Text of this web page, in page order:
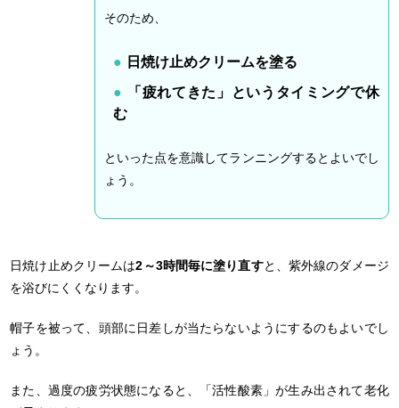
そのため、
日焼け止めクリームを塗る
「疲れてきた」というタイミングで休
む
といった点を意識してランニングするとよいでし
ょう。
日焼け止めクリームは2～3時間毎に塗り直すと、紫外線のダメージ
を浴びにくくなります。
帽子を被って、頭部に日差しが当たらないようにするのもよいでし
ょう。
また、過度の疲労状態になると、「活性酸素」が生み出されて老化